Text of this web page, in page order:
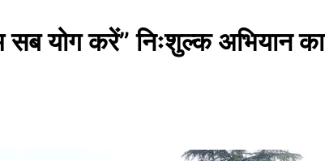
योग करें” निःशुल्क अभियान का